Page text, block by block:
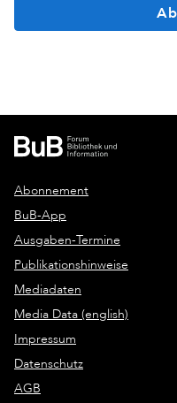
Abonnement
BuB-App
Ausgaben-Termine
Publikationshinweise
Mediadaten
Media Data (english)
Impressum
Datenschutz
AGB